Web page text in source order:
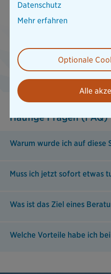
Häufige Fragen (FAQ)
Warum wurde ich auf diese
Muss ich jetzt sofort etwas
Was ist das Ziel eines
Welche Vorteile habe ich
Datenschutz
Mehr erfahren
Optionale
Alle